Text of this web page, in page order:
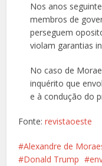
Nos anos
membros de
perseguem
violam garantias
No caso de
inquérito que
e à condução do
Fonte:revistaoeste
Alexandre de
Donald Trump